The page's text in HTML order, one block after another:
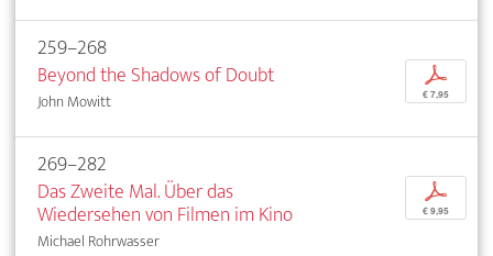
259–268
Beyond the Shadows of Doubt
John Mowitt
p
€ 7,95
269–282
Das Zweite Mal. Über das
Wiedersehen von Filmen im Kino
Michael Rohrwasser
p
€ 9,95